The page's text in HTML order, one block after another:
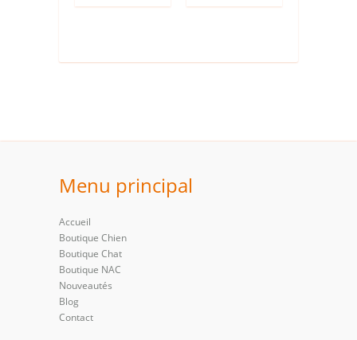
Menu principal
Accueil
Boutique Chien
Boutique Chat
Boutique NAC
Nouveautés
Blog
Contact